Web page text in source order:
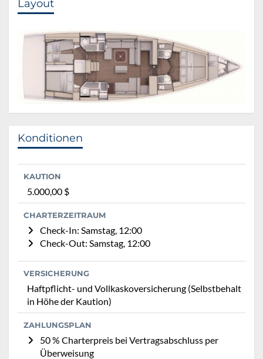
Layout
Konditionen
KAUTION
5.000,00 $
CHARTERZEITRAUM
Check-In: Samstag, 12:00
Check-Out: Samstag, 12:00
VERSICHERUNG
Haftpflicht- und Vollkaskoversicherung (Selbstbehalt
in Höhe der Kaution)
ZAHLUNGSPLAN
50 % Charterpreis bei Vertragsabschluss per
Überweisung